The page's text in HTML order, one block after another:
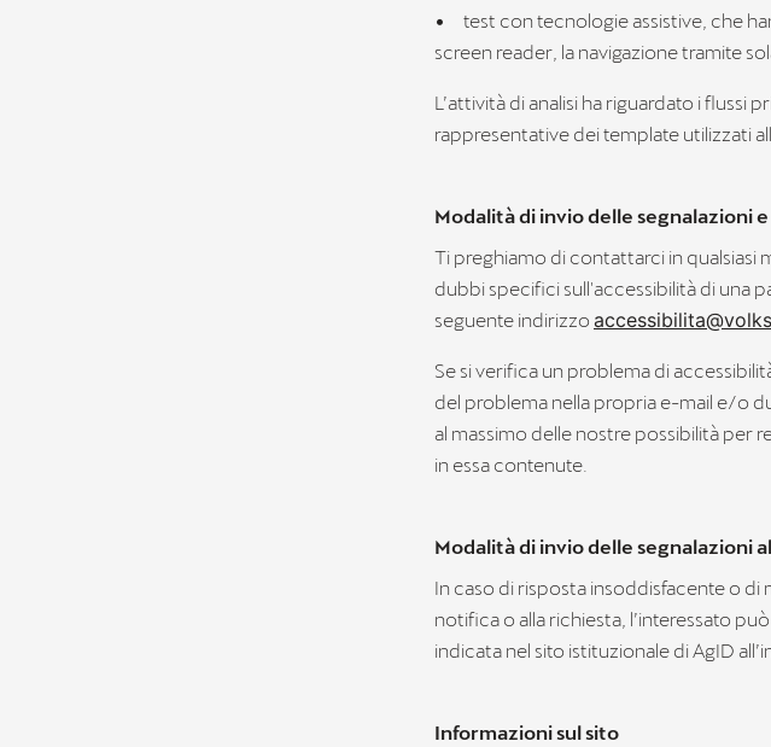
• test con tecnologie assistive, che
screen reader, la navigazione tramite
L’attività di analisi ha riguardato i flussi
rappresentative dei template utilizzati
Modalità di invio delle segnalazioni
Ti preghiamo di contattarci in qualsiasi
dubbi specifici sull'accessibilità di una
seguente indirizzo
Se si verifica un problema di
del problema nella propria e-mail e/o
al massimo delle nostre possibilità per
in essa contenute.
Modalità di invio delle segnalazioni
In caso di risposta insoddisfacente o di
notifica o alla richiesta, l’interessato
indicata nel sito istituzionale di AgID
Informazioni sul sito